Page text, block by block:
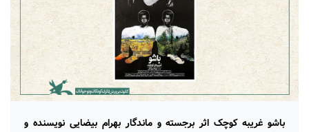
باشو غریبه کوچک اثر برجسته و ماندگار بهرام بیضایی نویسنده و